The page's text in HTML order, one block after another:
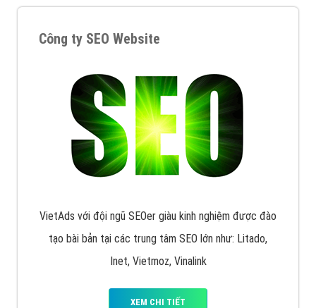
Display Network cho các khách hàng Doanh Nghiệp
muốn đặt Banner
Công ty SEO Website